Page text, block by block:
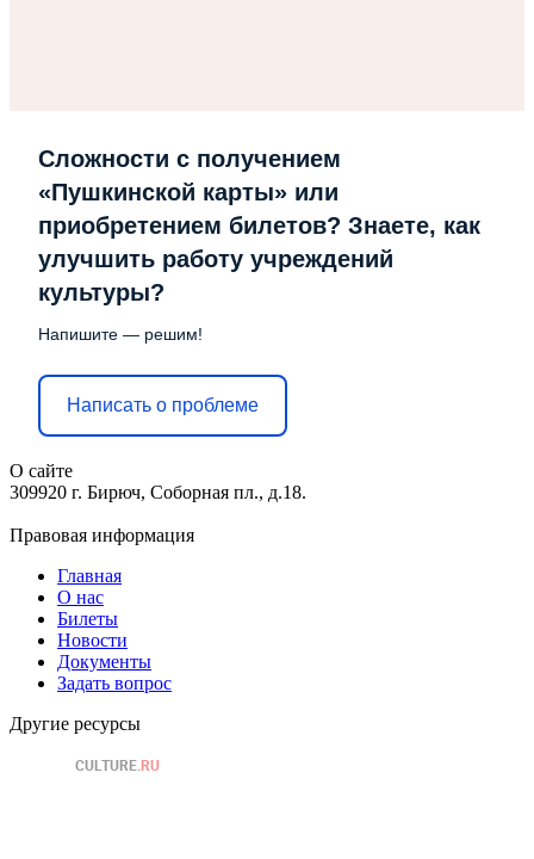
Сложности с получением
«Пушкинской карты» или
приобретением билетов? Знаете, как
улучшить работу учреждений
культуры?
Напишите — решим!
Написать о проблеме
О сайте
309920 г. Бирюч, Соборная пл., д.18.
Правовая информация
Главная
О нас
Билеты
Новости
Документы
Задать вопрос
Другие ресурсы